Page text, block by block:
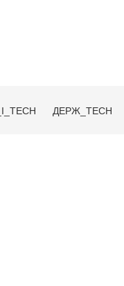
ДЕРЖ_TECH